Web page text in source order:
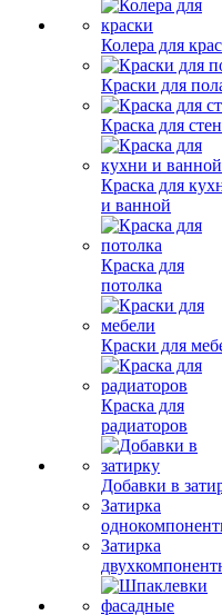
Колера для
Краски для
Краска для стен
Краска для
и ванной
Краска для
потолка
Краски для
Краска для
радиаторов
Добавки в
Затирка
Затирка